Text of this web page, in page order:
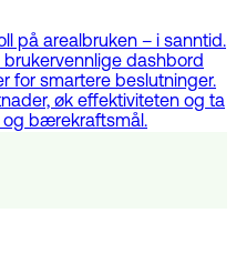
på arealbruken – i sanntid.
dashbord
for smartere beslutninger.
øk effektiviteten og ta
bærekraftsmål.